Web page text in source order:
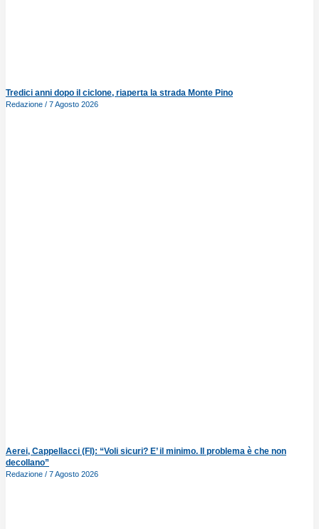
Tredici anni dopo il ciclone, riaperta la strada Monte Pino
Redazione 7 Agosto 2026
Aerei, Cappellacci (FI): “Voli sicuri? E’ il minimo. Il problema è che non
decollano”
Redazione 7 Agosto 2026